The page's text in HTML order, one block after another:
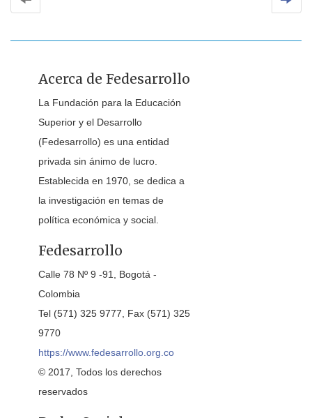
Acerca de Fedesarrollo
La Fundación para la Educación
Superior y el Desarrollo
(Fedesarrollo) es una entidad
privada sin ánimo de lucro.
Establecida en 1970, se dedica a
la investigación en temas de
política económica y social.
Fedesarrollo
Calle 78 Nº 9 -91, Bogotá -
Colombia
Tel (571) 325 9777, Fax (571) 325
9770
https://www.fedesarrollo.org.co
© 2017, Todos los derechos
reservados